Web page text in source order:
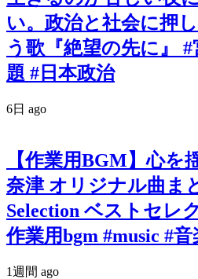
い。政治と社会に押
う歌『絶望の先に』 #
題 #日本政治
6日 ago
【作業用BGM】心を
奈津 オリジナル曲ま
Selection ベストセレ
作業用bgm #music #音
1週間 ago